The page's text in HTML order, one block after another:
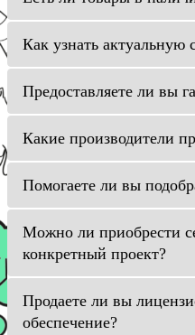
Как узнать актуальную
Предоставляете ли вы
Какие производители
Помогаете ли вы
Можно ли приобрести
конкретный проект?
Продаете ли вы
обеспечение?